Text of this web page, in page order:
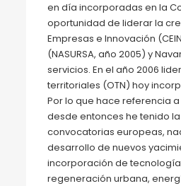
en día incorporadas en la
oportunidad de liderar la
Empresas e Innovación
(NASURSA, año 2005) y
servicios. En el año 2006
territoriales (OTN) hoy
Por lo que hace referencia
desde entonces he tenido
convocatorias europeas,
desarrollo de nuevos
incorporación de
regeneración urbana,